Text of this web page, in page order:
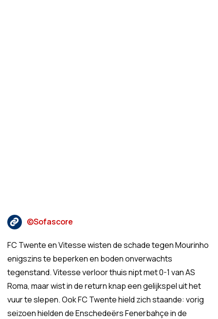
©Sofascore
FC Twente en Vitesse wisten de schade tegen Mourinho
enigszins te beperken en boden onverwachts
tegenstand. Vitesse verloor thuis nipt met 0-1 van AS
Roma, maar wist in de return knap een gelijkspel uit het
vuur te slepen. Ook FC Twente hield zich staande: vorig
seizoen hielden de Enschedeërs Fenerbahçe in de